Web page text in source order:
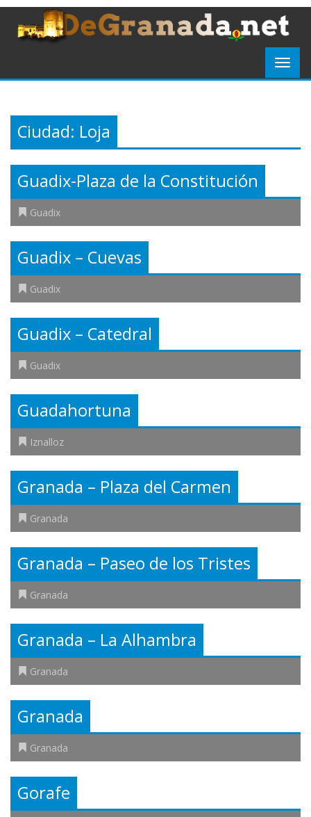
Ciudad: Loja
Guadix-Plaza de la Constitución
Guadix
Guadix – Cuevas
Guadix
Guadix – Catedral
Guadix
Guadahortuna
Iznalloz
Granada – Plaza del Carmen
Granada
Granada – Paseo de los Tristes
Granada
Granada – La Alhambra
Granada
Granada
Granada
Gorafe